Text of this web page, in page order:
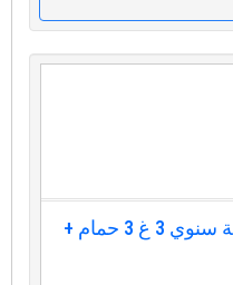
شقة 180م للإيجار مفروشة سنوي 3 غ 3 حمام +